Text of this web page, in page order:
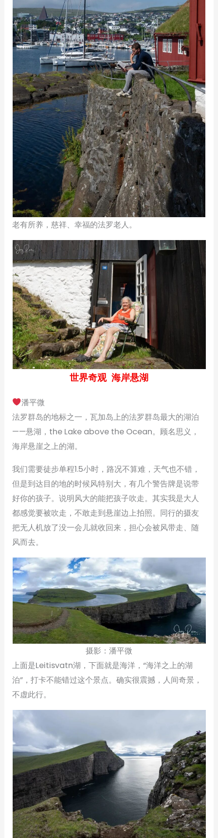
老有所养，慈祥、幸福的法罗老人。
世界奇观 海岸悬湖
潘平微
法罗群岛的地标之一，瓦加岛上的法罗群岛最大的湖泊
——悬湖，the Lake above the Ocean。顾名思义，
海岸悬崖之上的湖。
我们需要徒步单程1.5小时，路况不算难，天气也不错，
但是到达目的地的时候风特别大，有几个警告牌是说带
好你的孩子。说明风大的能把孩子吹走。其实我是大人
都感觉要被吹走，不敢走到悬崖边上拍照。同行的摄友
把无人机放了没一会儿就收回来，担心会被风带走、随
风而去。
摄影：潘平微
上面是Leitisvatn湖，下面就是海洋，“海洋之上的湖
泊”，打卡不能错过这个景点。确实很震撼，人间奇景，
不虚此行。